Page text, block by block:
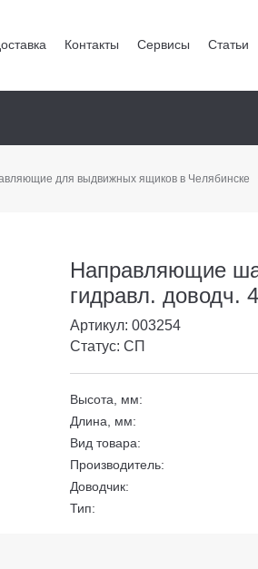
Контакты Сервисы Статьи
для выдвижных ящиков в Челябинске
Направляющие
гидравл. доводч.
Артикул: 003254
Статус: СП
Высота, мм:
Длина, мм:
Вид товара:
Производитель:
Доводчик:
Тип: